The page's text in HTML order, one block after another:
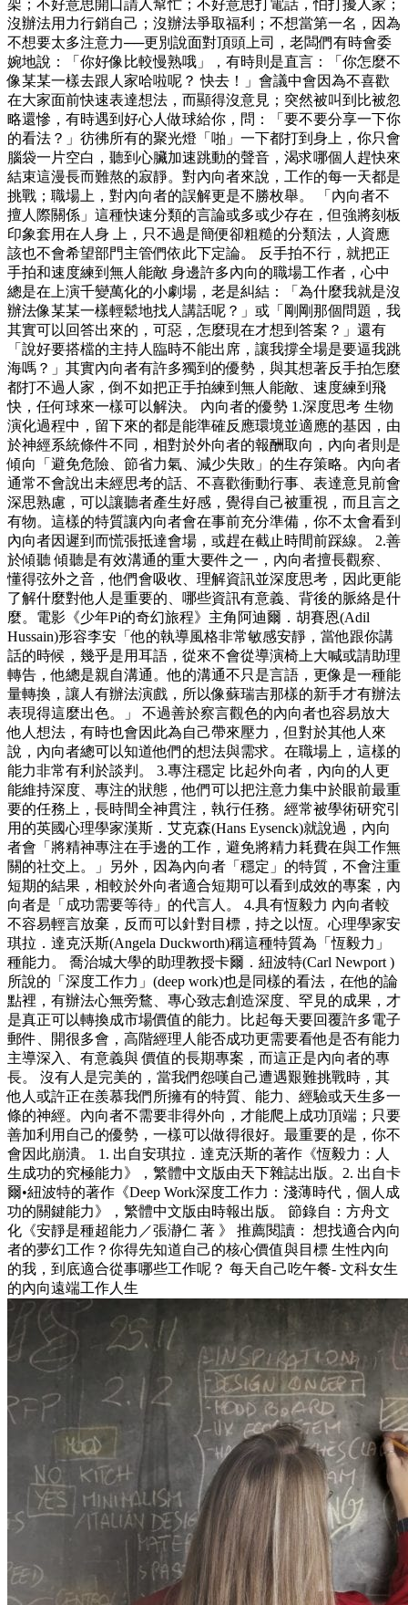
架；不好意思開口請人幫忙；不好意思打電話，怕打擾人家；
沒辦法用力行銷自己；沒辦法爭取福利；不想當第一名，因為
不想要太多注意力──更別說面對頂頭上司，老闆們有時會委
婉地說：「你好像比較慢熟哦」，有時則是直言：「你怎麼不
像某某一樣去跟人家哈啦呢？ 快去！」會議中會因為不喜歡
在大家面前快速表達想法，而顯得沒意見；突然被叫到比被忽
略還慘，有時遇到好心人做球給你，問：「要不要分享一下你
的看法？」彷彿所有的聚光燈「啪」一下都打到身上，你只會
腦袋一片空白，聽到心臟加速跳動的聲音，渴求哪個人趕快來
結束這漫長而難熬的寂靜。對內向者來說，工作的每一天都是
挑戰；職場上，對內向者的誤解更是不勝枚舉。 「內向者不
擅人際關係」這種快速分類的言論或多或少存在，但強將刻板
印象套用在人身 上，只不過是簡便卻粗糙的分類法，人資應
該也不會希望部門主管們依此下定論。 反手拍不行，就把正
手拍和速度練到無人能敵 身邊許多內向的職場工作者，心中
總是在上演千變萬化的小劇場，老是糾結：「為什麼我就是沒
辦法像某某一樣輕鬆地找人講話呢？」或「剛剛那個問題，我
其實可以回答出來的，可惡，怎麼現在才想到答案？」還有
「說好要搭檔的主持人臨時不能出席，讓我撐全場是要逼我跳
海嗎？」其實內向者有許多獨到的優勢，與其想著反手拍怎麼
都打不過人家，倒不如把正手拍練到無人能敵、速度練到飛
快，任何球來一樣可以解決。 內向者的優勢 1.深度思考 生物
演化過程中，留下來的都是能準確反應環境並適應的基因，由
於神經系統條件不同，相對於外向者的報酬取向，內向者則是
傾向「避免危險、節省力氣、減少失敗」的生存策略。內向者
通常不會說出未經思考的話、不喜歡衝動行事、表達意見前會
深思熟慮，可以讓聽者產生好感，覺得自己被重視，而且言之
有物。這樣的特質讓內向者會在事前充分準備，你不太會看到
內向者因遲到而慌張抵達會場，或趕在截止時間前踩線。 2.善
於傾聽 傾聽是有效溝通的重大要件之一，內向者擅長觀察、
懂得弦外之音，他們會吸收、理解資訊並深度思考，因此更能
了解什麼對他人是重要的、哪些資訊有意義、背後的脈絡是什
麼。電影《少年Pi的奇幻旅程》主角阿迪爾．胡賽恩(Adil
Hussain)形容李安「他的執導風格非常敏感安靜，當他跟你講
話的時候，幾乎是用耳語，從來不會從導演椅上大喊或請助理
轉告，他總是親自溝通。他的溝通不只是言語，更像是一種能
量轉換，讓人有辦法演戲，所以像蘇瑞吉那樣的新手才有辦法
表現得這麼出色。」 不過善於察言觀色的內向者也容易放大
他人想法，有時也會因此為自己帶來壓力，但對於其他人來
說，內向者總可以知道他們的想法與需求。在職場上，這樣的
能力非常有利於談判。 3.專注穩定 比起外向者，內向的人更
能維持深度、專注的狀態，他們可以把注意力集中於眼前最重
要的任務上，長時間全神貫注，執行任務。經常被學術研究引
用的英國心理學家漢斯．艾克森(Hans Eysenck)就說過，內向
者會「將精神專注在手邊的工作，避免將精力耗費在與工作無
關的社交上。」另外，因為內向者「穩定」的特質，不會注重
短期的結果，相較於外向者適合短期可以看到成效的專案，內
向者是「成功需要等待」的代言人。 4.具有恆毅力 內向者較
不容易輕言放棄，反而可以針對目標，持之以恆。心理學家安
琪拉．達克沃斯(Angela Duckworth)稱這種特質為「恆毅力」
種能力。 喬治城大學的助理教授卡爾．紐波特(Carl Newport )
所說的「深度工作力」(deep work)也是同樣的看法，在他的論
點裡，有辦法心無旁鶩、專心致志創造深度、罕見的成果，才
是真正可以轉換成市場價值的能力。比起每天要回覆許多電子
郵件、開很多會，高階經理人能否成功更需要看他是否有能力
主導深入、有意義與 價值的長期專案，而這正是內向者的專
長。 沒有人是完美的，當我們怨嘆自己遭遇艱難挑戰時，其
他人或許正在羨慕我們所擁有的特質、能力、經驗或天生多一
條的神經。內向者不需要非得外向，才能爬上成功頂端；只要
善加利用自己的優勢，一樣可以做得很好。最重要的是，你不
會因此崩潰。 1. 出自安琪拉．達克沃斯的著作《恆毅力：人
生成功的究極能力》，繁體中文版由天下雜誌出版。2. 出自卡
爾•紐波特的著作《Deep Work深度工作力：淺薄時代，個人成
功的關鍵能力》，繁體中文版由時報出版。 節錄自：方舟文
化《安靜是種超能力／張瀞仁 著 》 推薦閱讀： 想找適合內向
者的夢幻工作？你得先知道自己的核心價值與目標 生性內向
的我，到底適合從事哪些工作呢？ 每天自己吃午餐- 文科女生
的內向遠端工作人生